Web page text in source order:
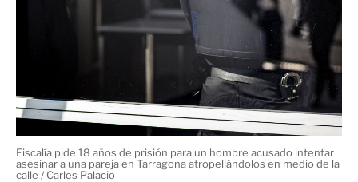
Fiscalía pide 18 años de prisión para un hombre acusado intentar
asesinar a una pareja en Tarragona atropellándolos en medio de la
calle / Carles Palacio